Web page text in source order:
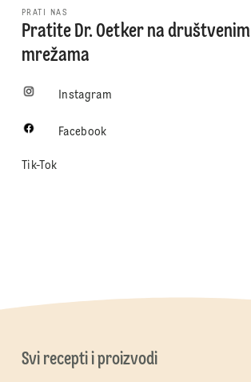
PRATI NAS
Pratite Dr. Oetker na društvenim
mrežama
Instagram
Facebook
Tik-Tok
Svi recepti i proizvodi